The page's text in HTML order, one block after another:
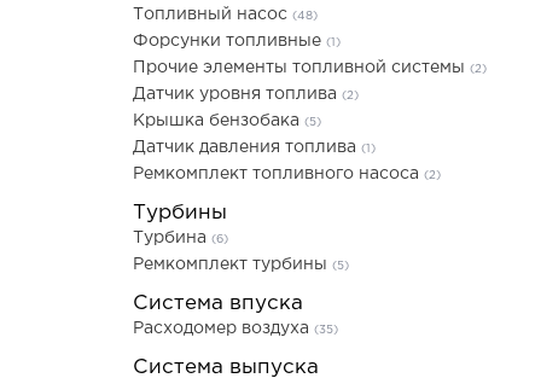
Топливный насос (48)
Форсунки топливные (1)
Прочие элементы топливной системы (2)
Датчик уровня топлива (2)
Крышка бензобака (5)
Датчик давления топлива (1)
Ремкомплект топливного насоса (2)
Турбины
Турбина (6)
Ремкомплект турбины (5)
Система впуска
Расходомер воздуха (35)
Система выпуска